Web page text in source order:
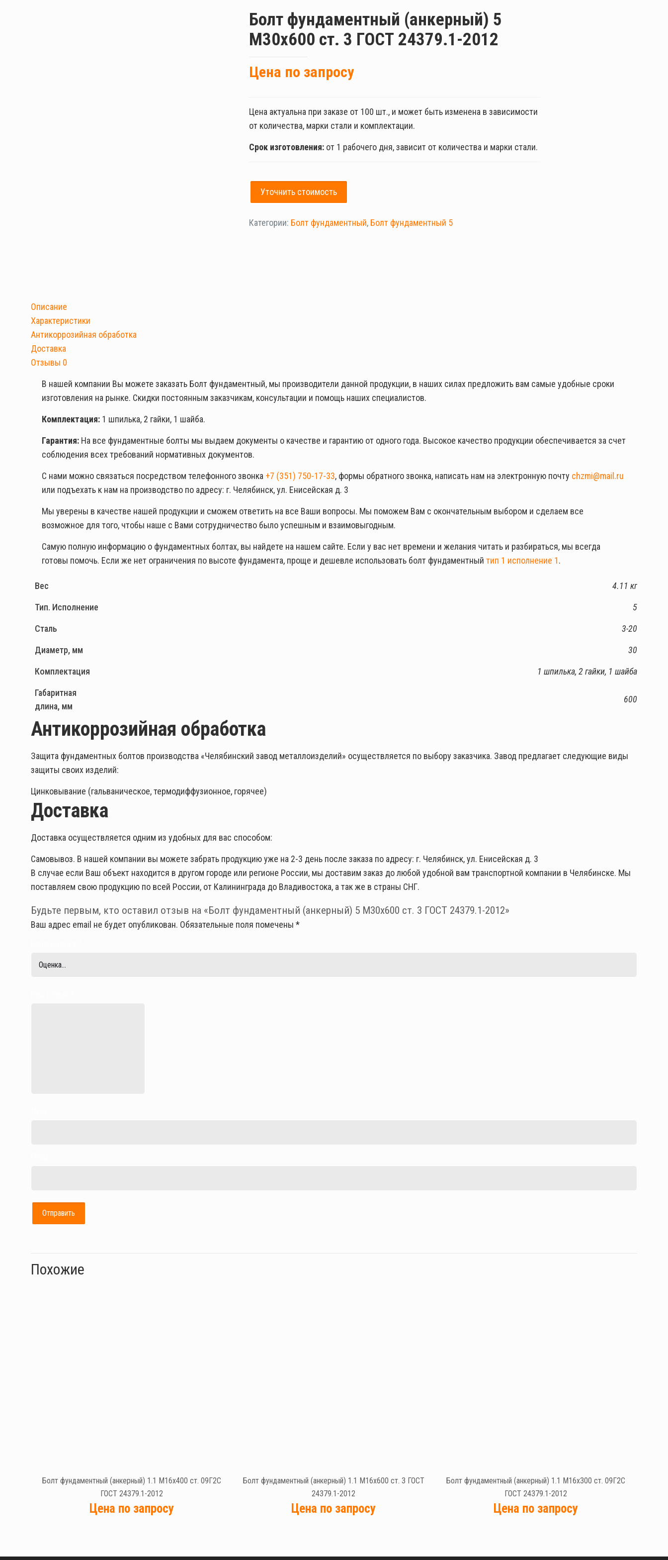
Болт фундаментный (анкерный) 5
М30х600 ст. 3 ГОСТ 24379.1-2012
Цена по запросу
Цена актуальна при заказе от 100 шт., и может быть изменена в зависимости
от количества, марки стали и комплектации.
Срок изготовления: от 1 рабочего дня, зависит от количества и марки стали.
Уточнить стоимость
Категории: Болт фундаментный, Болт фундаментный 5
Описание
Характеристики
Антикоррозийная обработка
Доставка
Отзывы 0
В нашей компании Вы можете заказать Болт фундаментный, мы производители данной продукции, в наших силах предложить вам самые удобные сроки
изготовления на рынке. Скидки постоянным заказчикам, консультации и помощь наших специалистов.
Комплектация: 1 шпилька, 2 гайки, 1 шайба.
Гарантия: На все фундаментные болты мы выдаем документы о качестве и гарантию от одного года. Высокое качество продукции обеспечивается за счет
соблюдения всех требований нормативных документов.
С нами можно связаться посредством телефонного звонка +7 (351) 750-17-33, формы обратного звонка, написать нам на электронную почту chzmi@mail.ru
или подъехать к нам на производство по адресу: г. Челябинск, ул. Енисейская д. 3
Мы уверены в качестве нашей продукции и сможем ответить на все Ваши вопросы. Мы поможем Вам с окончательным выбором и сделаем все
возможное для того, чтобы наше с Вами сотрудничество было успешным и взаимовыгодным.
Самую полную информацию о фундаментных болтах, вы найдете на нашем сайте. Если у вас нет времени и желания читать и разбираться, мы всегда
готовы помочь. Если же нет ограничения по высоте фундамента, проще и дешевле использовать болт фундаментный тип 1 исполнение 1.
Вес 4.11 кг
Тип. Исполнение 5
Сталь 3-20
Диаметр, мм 30
Комплектация 1 шпилька, 2 гайки, 1 шайба
Габаритная
длина, мм
600
Антикоррозийная обработка
Защита фундаментных болтов производства «Челябинский завод металлоизделий» осуществляется по выбору заказчика. Завод предлагает следующие виды
защиты своих изделий:
Цинковывание (гальваническое, термодиффузионное, горячее)
Доставка
Доставка осуществляется одним из удобных для вас способом:
Самовывоз. В нашей компании вы можете забрать продукцию уже на 2-3 день после заказа по адресу: г. Челябинск, ул. Енисейская д. 3
В случае если Ваш объект находится в другом городе или регионе России, мы доставим заказ до любой удобной вам транспортной компании в Челябинске. Мы
поставляем свою продукцию по всей России, от Калининграда до Владивостока, а так же в страны СНГ.
Будьте первым, кто оставил отзыв на «Болт фундаментный (анкерный) 5 М30х600 ст. 3 ГОСТ 24379.1-2012»
Ваш адрес email не будет опубликован. Обязательные поля помечены *
Похожие
Болт фундаментный (анкерный) 1.1 М16х400 ст. 09Г2С
ГОСТ 24379.1-2012
Цена по запросу
Болт фундаментный (анкерный) 1.1 М16х600 ст. 3 ГОСТ
24379.1-2012
Цена по запросу
Болт фундаментный (анкерный) 1.1 М16х300 ст. 09Г2С
ГОСТ 24379.1-2012
Цена по запросу